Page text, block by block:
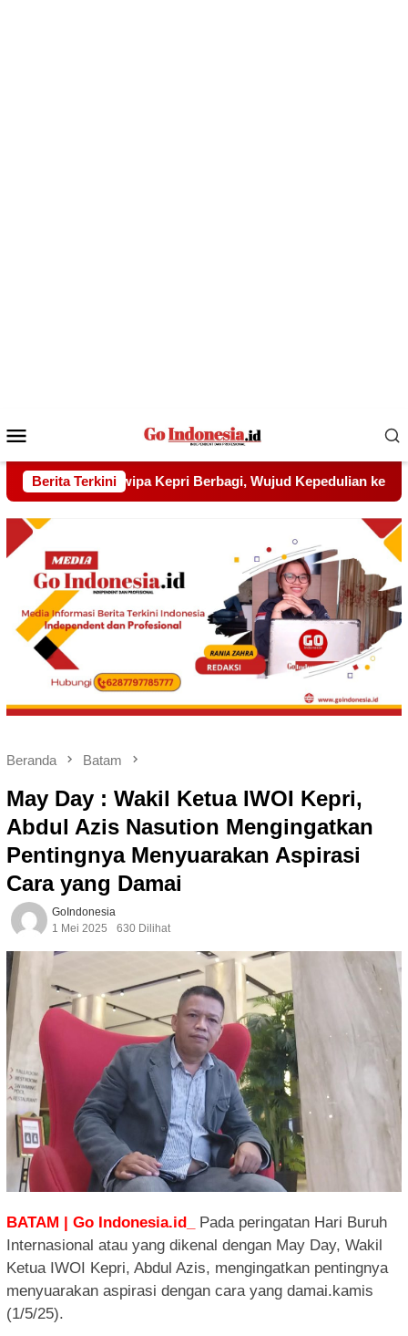
Mobile
Berita Terkini
Kepedulian kepada Pondok Tahfidz Yatim dan Dhuafa Al-
Beranda Batam
May Day : Wakil Ketua IWOI Kepri,
Abdul Azis Nasution Mengingatkan
Pentingnya Menyuarakan Aspirasi
Cara yang Damai
GoIndonesia
1 Mei 2025
630 Dilihat
BATAM | Go Indonesia.id_
Pada peringatan Hari Buruh
Internasional atau yang dikenal dengan May Day, Wakil
Ketua IWOI Kepri, Abdul Azis, mengingatkan pentingnya
menyuarakan aspirasi dengan cara yang damai.kamis
(1/5/25).